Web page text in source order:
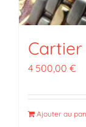
4 500,00 €
Ajouter au